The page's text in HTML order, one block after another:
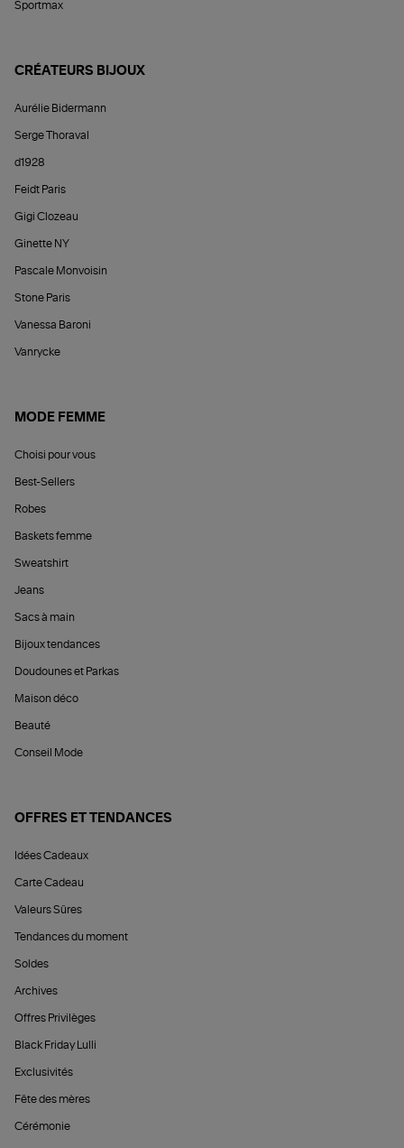
Sportmax
CRÉATEURS BIJOUX
Aurélie Bidermann
Serge Thoraval
d1928
Feidt Paris
Gigi Clozeau
Ginette NY
Pascale Monvoisin
Stone Paris
Vanessa Baroni
Vanrycke
MODE FEMME
Choisi pour vous
Best-Sellers
Robes
Baskets femme
Sweatshirt
Jeans
Sacs à main
Bijoux tendances
Doudounes et Parkas
Maison déco
Beauté
Conseil Mode
OFFRES ET TENDANCES
Idées Cadeaux
Carte Cadeau
Valeurs Sûres
Tendances du moment
Soldes
Archives
Offres Privilèges
Black Friday Lulli
Exclusivités
Fête des mères
Cérémonie